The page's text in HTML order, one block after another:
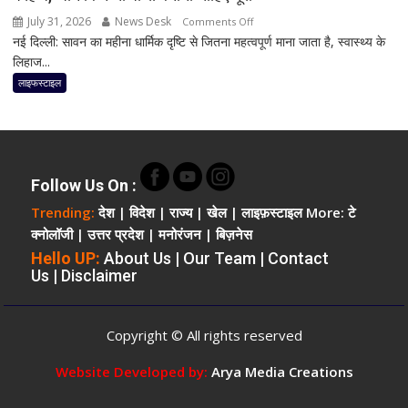
कैसे
नींद
July 31, 2026 News Desk Comments Offon
सावन
बताए
परहेज,
से
चाहिए
नई दिल्ली: सावन का महीना धार्मिक दृष्टि से जितना महत्वपूर्ण माना जाता है, स्वास्थ्य के
लिहाज...
लाइफस्टाइल
Follow Us On :
Trending: देश|विदेश|राज्य|खेल|लाइफ़स्टाइल More:टे
क्नोलॉजी|उत्तर प्रदेश| मनोरंजन|बिज़नेस
Hello UP: About Us | Our Team | Contact
Us | Disclaimer
Copyright © All rights reserved
Website Developed by: Arya Media Creations